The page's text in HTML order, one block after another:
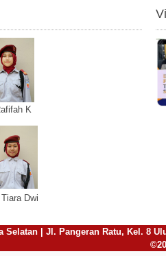
Rafifah K
Tiara Dwi
Selatan | Jl. Pangeran Ratu, Kel. 8